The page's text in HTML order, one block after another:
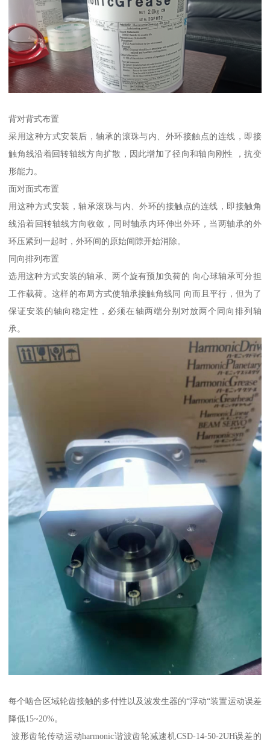
背对背式布置
采用这种方式安装后，轴承的滚珠与内、外环接触点的连线，即接
触角线沿着回转轴线方向扩散，因此增加了径向和轴向刚性 ，抗变
形能力。
面对面式布置
用这种方式安装，轴承滚珠与内、外环的接触点的连线，即接触角
线沿着回转轴线方向收敛，同时轴承内环伸出外环，当两轴承的外
环压紧到一起时，外环间的原始间隙开始消除。
同向排列布置
选用这种方式安装的轴承、两个旋有预加负荷的 向心球轴承可分担
工作载荷。这样的布局方式使轴承接触角线同 向而且平行，但为了
保证安装的轴向稳定性，必须在轴两端分别对放两个同向排列轴
承。
每个啮合区域轮齿接触的多付性以及波发生器的“浮动“装置运动误差
降低15~20%。
波形齿轮传动运动harmonic谐波齿轮减速机CSD-14-50-2UH误差的